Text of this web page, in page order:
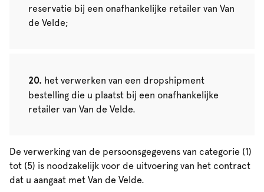
reservatie bij een onafhankelijke retailer van Van
de Velde;
het verwerken van een dropshipment
bestelling die u plaatst bij een onafhankelijke
retailer van Van de Velde.
De verwerking van de persoonsgegevens van categorie (1)
tot (5) is noodzakelijk voor de uitvoering van het contract
dat u aangaat met Van de Velde.